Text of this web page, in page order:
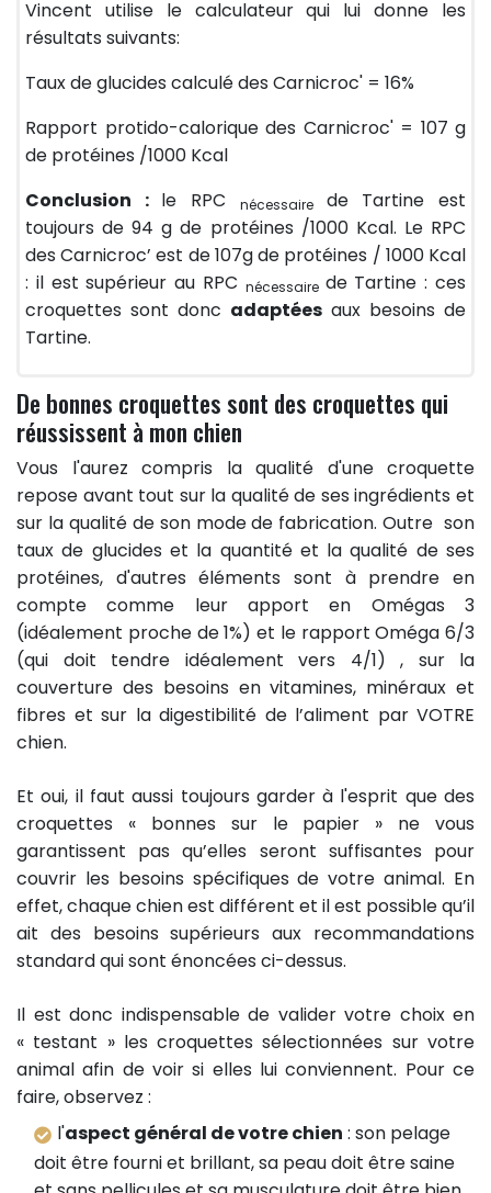
Vincent utilise le calculateur qui lui donne les
résultats suivants:
Taux de glucides calculé des Carnicroc' = 16%
Rapport protido-calorique des Carnicroc' = 107 g
de protéines /1000 Kcal
Conclusion : le RPC nécessaire de Tartine est
toujours de 94 g de protéines /1000 Kcal. Le RPC
des Carnicroc’ est de 107g de protéines / 1000 Kcal
: il est supérieur au RPC nécessaire de Tartine : ces
croquettes sont donc adaptées aux besoins de
Tartine.
De bonnes croquettes sont des croquettes qui
réussissent à mon chien
Vous l'aurez compris la qualité d'une croquette
repose avant tout sur la qualité de ses ingrédients et
sur la qualité de son mode de fabrication. Outre son
taux de glucides et la quantité et la qualité de ses
protéines, d'autres éléments sont à prendre en
compte comme leur apport en Omégas 3
(idéalement proche de 1%) et le rapport Oméga 6/3
(qui doit tendre idéalement vers 4/1) , sur la
couverture des besoins en vitamines, minéraux et
fibres et sur la digestibilité de l’aliment par VOTRE
chien.
Et oui, il faut aussi toujours garder à l'esprit que des
croquettes « bonnes sur le papier » ne vous
garantissent pas qu’elles seront suffisantes pour
couvrir les besoins spécifiques de votre animal. En
effet, chaque chien est différent et il est possible qu’il
ait des besoins supérieurs aux recommandations
standard qui sont énoncées ci-dessus.
Il est donc indispensable de valider votre choix en
« testant » les croquettes sélectionnées sur votre
animal afin de voir si elles lui conviennent. Pour ce
faire, observez :
l'aspect général de votre chien : son pelage
doit être fourni et brillant, sa peau doit être saine